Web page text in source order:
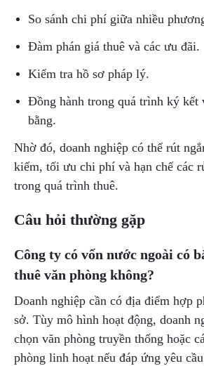
So sánh chi phí giữa nhiều
Đàm phán giá thuê và các ưu đãi.
Kiểm tra hồ sơ pháp lý.
Đồng hành trong quá trình ký kết
bằng.
Nhờ đó, doanh nghiệp có thể rút
kiếm, tối ưu chi phí và hạn chế các
trong quá trình thuê.
Câu hỏi thường gặp
Công ty có vốn nước ngoài có
thuê văn phòng không?
Doanh nghiệp cần có địa điểm hợp
sở. Tùy mô hình hoạt động, doanh
chọn văn phòng truyền thống hoặc
phòng linh hoạt nếu đáp ứng yêu